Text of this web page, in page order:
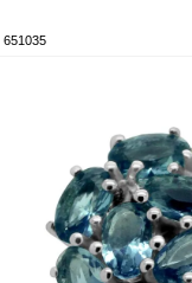
651035